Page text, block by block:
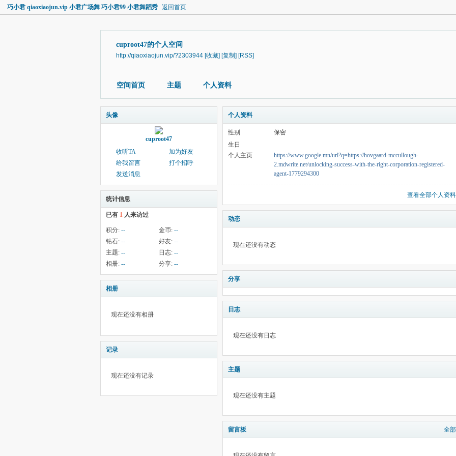
巧小君 qiaoxiaojun.vip 小君广场舞 巧小君99 小君舞蹈秀 返回首页
cuproot47的个人空间
http://qiaoxiaojun.vip/?2303944 [收藏] [复制] [RSS]
空间首页 主题 个人资料
头像
cuproot47
收听TA
加为好友
给我留言
打个招呼
发送消息
统计信息
已有 1 人来访过
积分: -- 金币: --
钻石: -- 好友: --
主题: -- 日志: --
相册: -- 分享: --
相册
现在还没有相册
记录
现在还没有记录
个人资料
性别
保密
生日
个人主页
https://www.google.mn/url?q=https://hovgaard-mccullough-
2.mdwrite.net/unlocking-success-with-the-right-corporation-registered-
agent-1779294300
查看全部个人资料
动态
现在还没有动态
分享
日志
现在还没有日志
主题
现在还没有主题
留言板 全部